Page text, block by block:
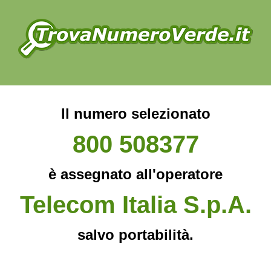
Il numero selezionato
800 508377
è assegnato all'operatore
Telecom Italia S.p.A.
salvo portabilità.